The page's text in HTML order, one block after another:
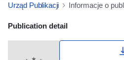
Urząd Publikacji Informacje o
Publication Detail
Publication detail